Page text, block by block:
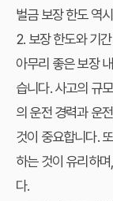
벌금 보장 한도 역
2. 보장 한도와 기간
아무리 좋은 보장
습니다. 사고의 규
의 운전 경력과 운
것이 중요합니다.
하는 것이 유리하
다.